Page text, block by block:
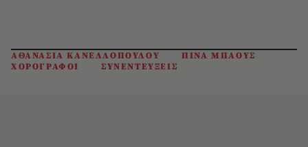
ΑΘΑΝΑΣΙΑ ΚΑΝΕΛΛΟΠΟΥΛΟΥ
ΠΙΝΑ ΜΠΑΟΥΣ
ΧΟΡΟΓΡΑΦΟΙ
ΣΥΝΕΝΤΕΥΞΕΙΣ